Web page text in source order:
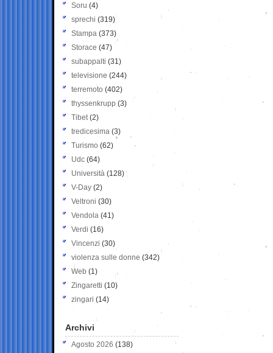
Soru (4)
sprechi (319)
Stampa (373)
Storace (47)
subappalti (31)
televisione(244)
terremoto (402)
thyssenkrupp (3)
Tibet(2)
tredicesima (3)
Turismo (62)
Udc (64)
Università (128)
V-Day (2)
Veltroni (30)
Vendola (41)
Verdi (16)
Vincenzi (30)
violenza sulle donne (342)
Web (1)
Zingaretti (10)
zingari (14)
Archivi
Agosto 2026 (138)